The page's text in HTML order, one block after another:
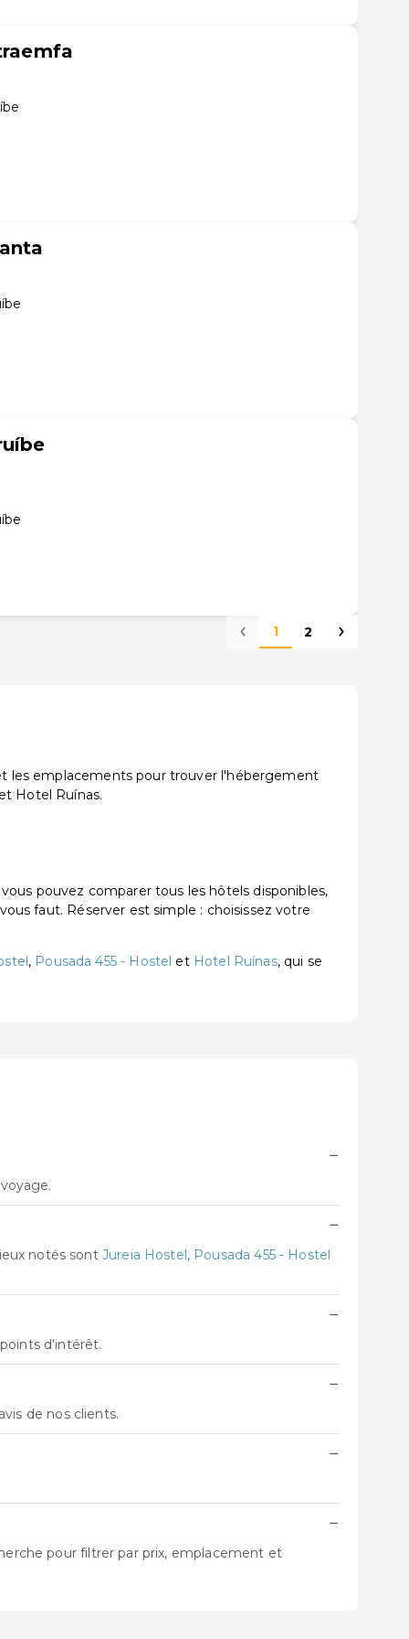
1 2
les emplacements pour trouver l'hébergement
Hotel Ruínas.
pouvez comparer tous les hôtels disponibles,
faut. Réserver est simple : choisissez votre
, Pousada 455 - Hostel et Hotel Ruínas, qui se
−
−
notés sont Jureia Hostel, Pousada 455 - Hostel
−
d'intérêt.
−
de nos clients.
−
−
pour filtrer par prix, emplacement et